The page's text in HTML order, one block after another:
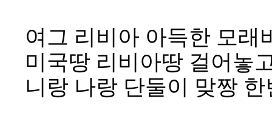
여그 리비아 아득한 모래
미국땅 리비아땅 걸어놓
니랑 나랑 단둘이 맞짱